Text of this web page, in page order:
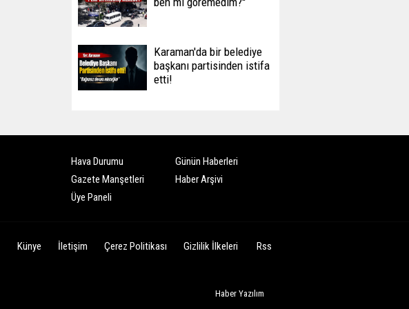
Karaman'da bir belediye
başkanı partisinden istifa
etti!
Hava Durumu
Günün Haberleri
Gazete Manşetleri
Haber Arşivi
Üye Paneli
Künye İletişim Çerez Politikası Gizlilik İlkeleri Rss
Haber Yazılım